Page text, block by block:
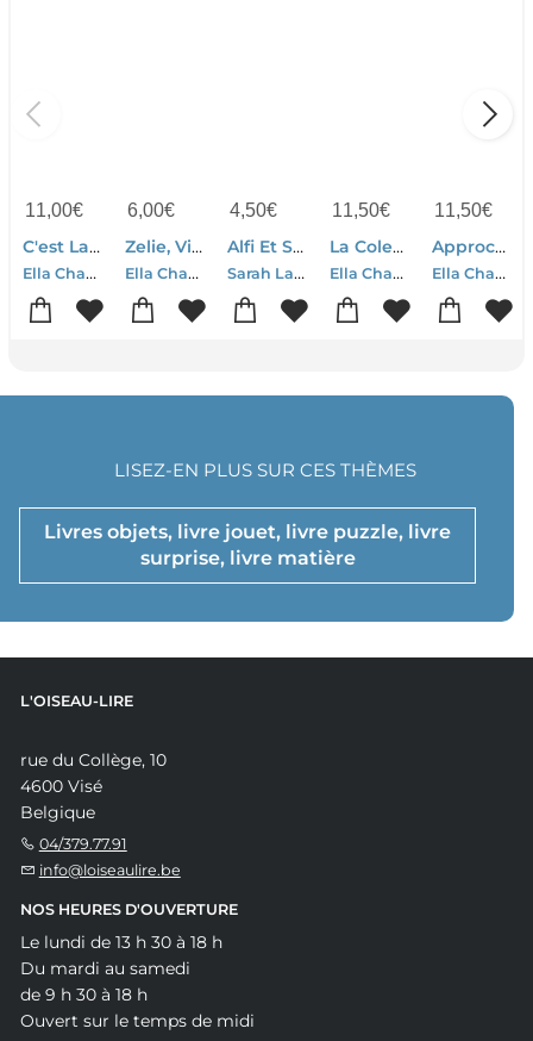
11,00€
C'est La Rentree !
Ella Charbon
6,00€
Zelie, Viens T'habiller !
Ella Charbon
4,50€
Alfi Et Ses Amis : Cp ; La Carie D'alfi
Sarah Lacassagne-Fanny Camborde-Stephanie Carriere-Ella Charbon-Laurianne Valls
11,50€
La Colere De Zelie
Ella Charbon
11,50€
Approche-toi
Ella Charbon
Livres objets, livre jouet, livre puzzle, livre
surprise, livre matière
LISEZ-EN PLUS SUR CES THÈMES
L'OISEAU-LIRE
rue du Collège, 10
4600 Visé
Belgique
04/379.77.91
info@loiseaulire.be
NOS HEURES D'OUVERTURE
Le lundi de 13 h 30 à 18 h
Du mardi au samedi
de 9 h 30 à 18 h
Ouvert sur le temps de midi